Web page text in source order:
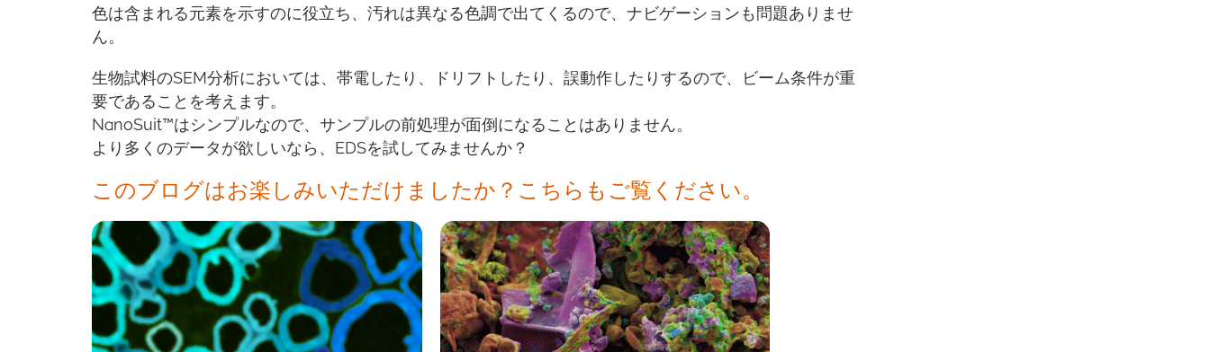
色は含まれる元素を示すのに役立ち、汚れは異なる色調で出てくるので、ナビゲーションも問題ありませ
ん。
生物試料のSEM分析においては、帯電したり、ドリフトしたり、誤動作したりするので、ビーム条件が重
要であることを考えます。
NanoSuit™はシンプルなので、サンプルの前処理が面倒になることはありません。
より多くのデータが欲しいなら、EDSを試してみませんか？
このブログはお楽しみいただけましたか？こちらもご覧ください。